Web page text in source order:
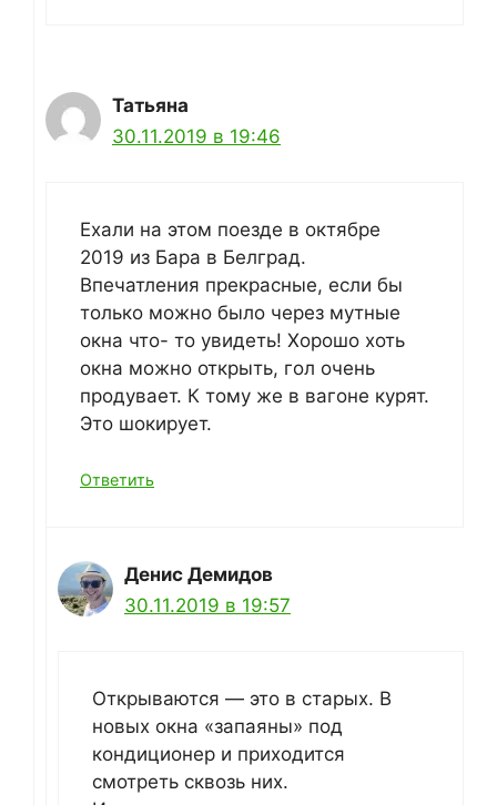
Татьяна
30.11.2019 в 19:46
Ехали на этом поезде в октябре
2019 из Бара в Белград.
Впечатления прекрасные, если бы
только можно было через мутные
окна что- то увидеть! Хорошо хоть
окна можно открыть, гол очень
продувает. К тому же в вагоне курят.
Это шокирует.
Ответить
Денис Демидов
30.11.2019 в 19:57
Открываются — это в старых. В
новых окна «запаяны» под
кондиционер и приходится
смотреть сквозь них.